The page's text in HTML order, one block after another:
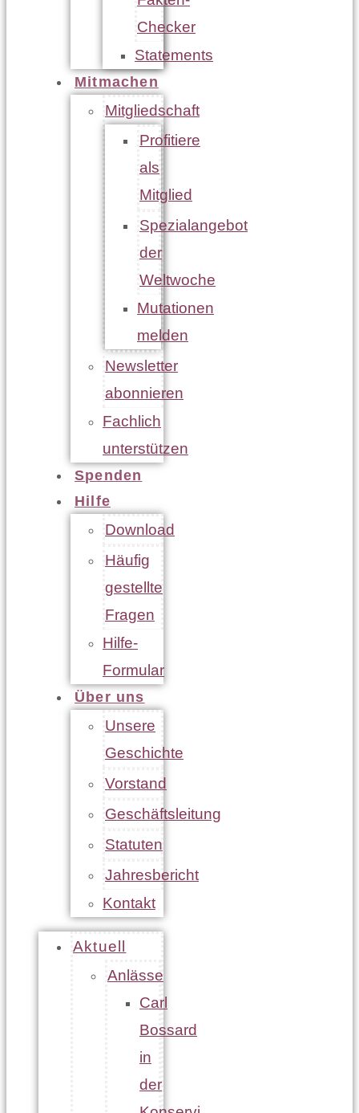
Checker
Statements
Mitmachen
Mitgliedschaft
Profitiere
als
Mitglied
Spezialangebot
der
Weltwoche
Mutationen
melden
Newsletter
abonnieren
Fachlich
unterstützen
Spenden
Hilfe
Download
Häufig
gestellte
Fragen
Hilfe-
Formular
Über uns
Unsere
Geschichte
Vorstand
Geschäftsleitung
Statuten
Jahresbericht
Kontakt
Aktuell
Anlässe
Carl
Bossard
in
der